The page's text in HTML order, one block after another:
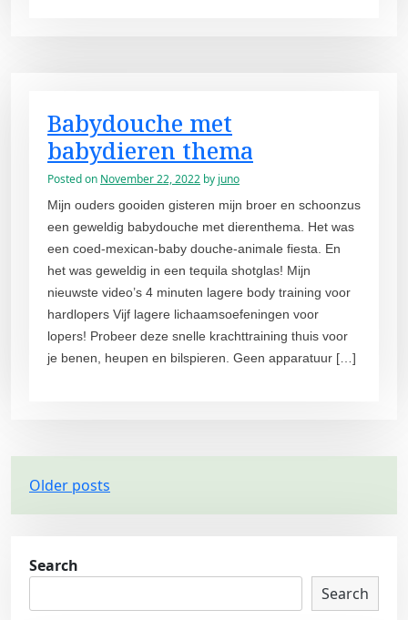
Babydouche met
babydieren thema
Posted on November 22, 2022 by juno
Mijn ouders gooiden gisteren mijn broer en schoonzus
een geweldig babydouche met dierenthema. Het was
een coed-mexican-baby douche-animale fiesta. En
het was geweldig in een tequila shotglas! Mijn
nieuwste video’s 4 minuten lagere body training voor
hardlopers Vijf lagere lichaamsoefeningen voor
lopers! Probeer deze snelle krachttraining thuis voor
je benen, heupen en bilspieren. Geen apparatuur […]
P
o
t
Older posts
Search
Search